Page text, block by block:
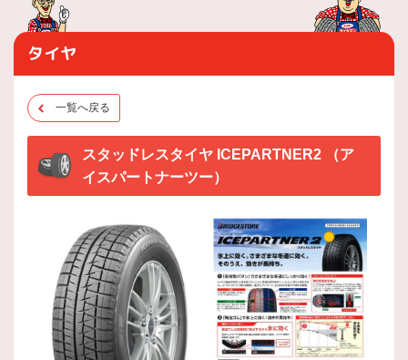
タイヤ
一覧へ戻る
スタッドレスタイヤ ICEPARTNER2 （ア
イスパートナーツー）